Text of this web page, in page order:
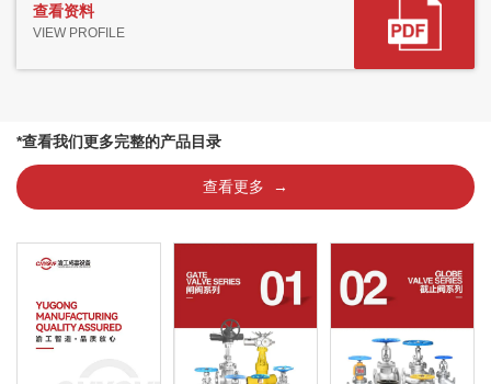
查看资料
VIEW PROFILE
*查看我们更多完整的产品目录
查看更多 →